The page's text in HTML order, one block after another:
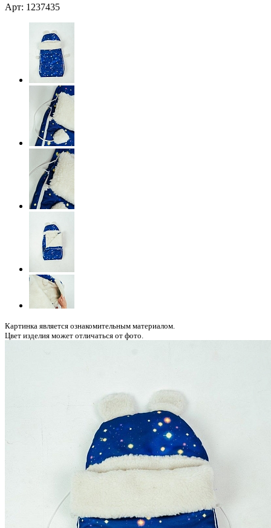
Арт: 1237435
Картинка является ознакомительным материалом.
Цвет изделия может отличаться от фото.